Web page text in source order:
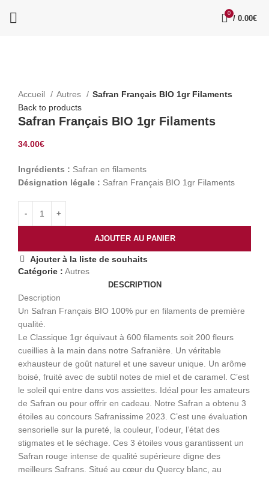
0
/ 0.00€
Accueil
Autres
Safran Français BIO 1gr Filaments
Back to products
Safran Français BIO 1gr Filaments
34.00€
Ingrédients : Safran en filaments
Désignation légale : Safran Français BIO 1gr Filaments
AJOUTER AU PANIER
Ajouter à la liste de souhaits
Catégorie : Autres
DESCRIPTION
Description
Un Safran Français BIO 100% pur en filaments de première
qualité.
Le Classique 1gr équivaut à 600 filaments soit 200 fleurs
cueillies à la main dans notre Safranière. Un véritable
exhausteur de goût naturel et une saveur unique. Un arôme
boisé, fruité avec de subtil notes de miel et de caramel. C’est
le soleil qui entre dans vos assiettes. Idéal pour les amateurs
de Safran ou pour offrir en cadeau. Notre Safran a obtenu 3
étoiles au concours Safranissime 2023. C’est une évaluation
sensorielle sur la pureté, la couleur, l’odeur, l’état des
stigmates et le séchage. Ces 3 étoiles vous garantissent un
Safran rouge intense de qualité supérieure digne des
meilleurs Safrans. Situé au cœur du Quercy blanc, au